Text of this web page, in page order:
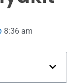
8:36 am